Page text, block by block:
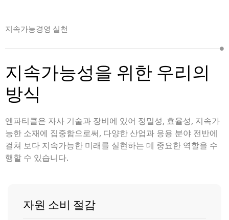
지속가능경영 실천
지속가능성을 위한 우리의
방식
엔파티클은 자사 기술과 장비에 있어 정밀성, 효율성, 지속가
능한 소재에 집중함으로써, 다양한 산업과 응용 분야 전반에
걸쳐 보다 지속가능한 미래를 실현하는 데 중요한 역할을 수
행할 수 있습니다.
자원 소비 절감